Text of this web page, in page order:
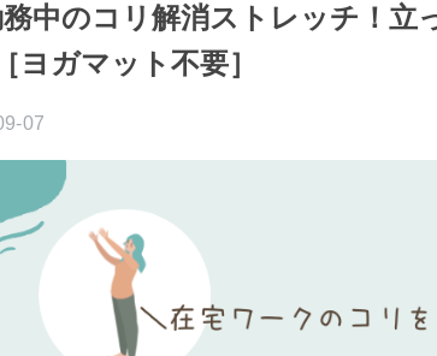
中のコリ解消ストレッチ！立
ヨガマット不要］
07